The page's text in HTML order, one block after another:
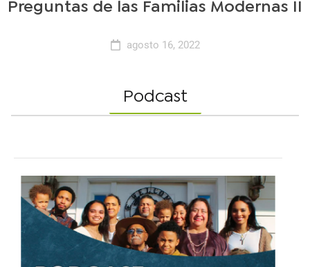
Preguntas de las Familias Modernas II
agosto 16, 2022
Podcast